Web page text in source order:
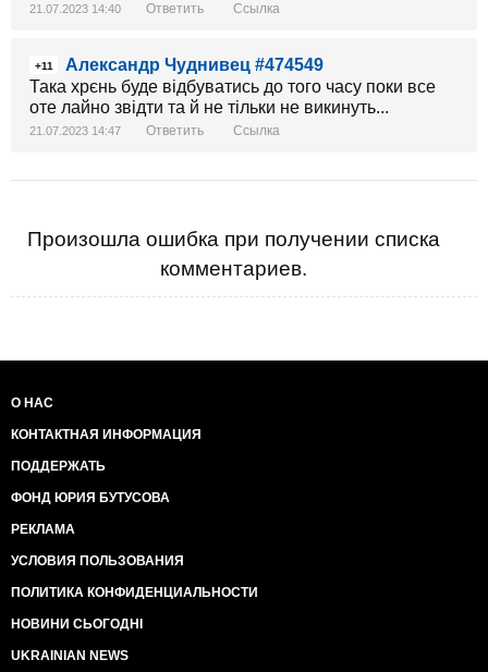
21.07.2023 14:40 Ответить Ссылка
+11
Александр Чуднивец #474549
Така хрєнь буде відбуватись до того часу поки все
оте лайно звідти та й не тільки не викинуть...
21.07.2023 14:47 Ответить Ссылка
Произошла ошибка при получении списка
комментариев.
О НАС
КОНТАКТНАЯ ИНФОРМАЦИЯ
ПОДДЕРЖАТЬ
ФОНД ЮРИЯ БУТУСОВА
РЕКЛАМА
УСЛОВИЯ ПОЛЬЗОВАНИЯ
ПОЛИТИКА КОНФИДЕНЦИАЛЬНОСТИ
НОВИНИ СЬОГОДНІ
UKRAINIAN NEWS